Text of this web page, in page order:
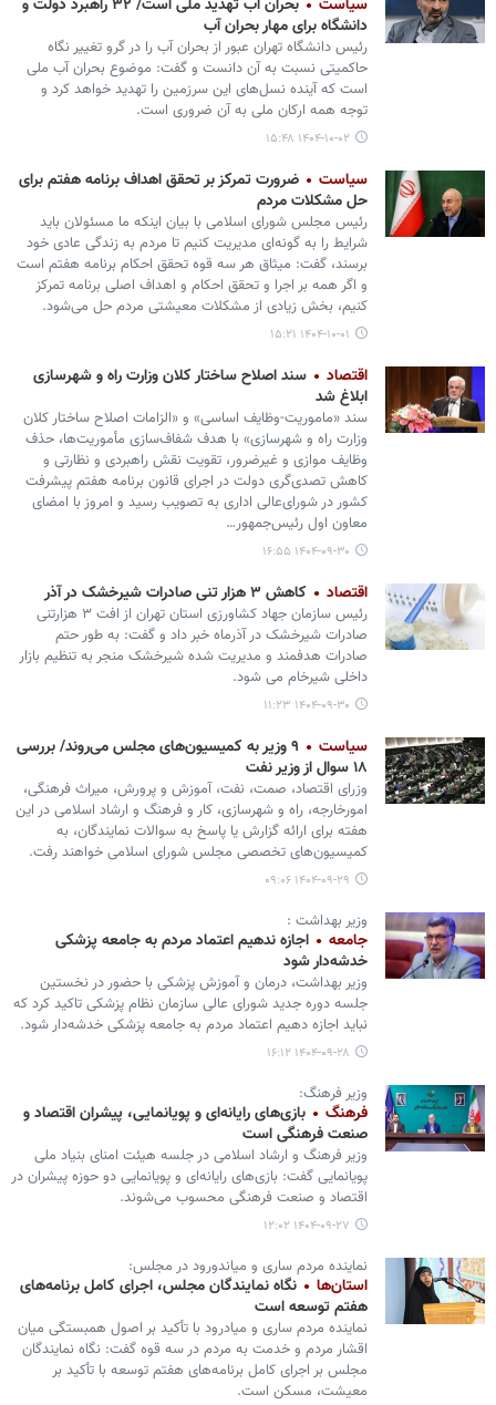
سیاست
بحران آب تهدید ملی است/ ۳۲ راهبرد دولت و
دانشگاه برای مهار بحران آب
رئیس دانشگاه تهران عبور از بحران آب را در گرو تغییر نگاه
حاکمیتی نسبت به آن دانست و گفت: موضوع بحران آب ملی
است که آینده نسل‌های این سرزمین را تهدید خواهد کرد و
توجه همه ارکان ملی به آن ضروری است.
۱۴۰۴-۱۰-۰۲ ۱۵:۴۸
سیاست
ضرورت تمرکز بر تحقق اهداف برنامه هفتم برای
حل مشکلات مردم
رئیس مجلس شورای اسلامی با بیان اینکه ما مسئولان باید
شرایط را به گونه‌ای مدیریت کنیم تا مردم به زندگی عادی خود
برسند، گفت: میثاق هر سه قوه تحقق احکام برنامه هفتم است
و اگر همه بر اجرا و تحقق احکام و اهداف اصلی برنامه تمرکز
کنیم، بخش زیادی از مشکلات معیشتی مردم حل می‌شود.
۱۴۰۴-۱۰-۰۱ ۱۵:۲۱
اقتصاد
سند اصلاح ساختار کلان وزارت راه و شهرسازی
ابلاغ شد
سند «ماموریت-وظایف اساسی» و «الزامات اصلاح ساختار کلان
وزارت راه و شهرسازی» با هدف شفاف‌سازی مأموریت‌ها، حذف
وظایف موازی و غیرضرور، تقویت نقش راهبردی و نظارتی و
کاهش تصدی‌گری دولت در اجرای قانون برنامه هفتم پیشرفت
کشور در شورای‌عالی اداری به تصویب رسید و امروز با امضای
معاون اول رئیس‌جمهور…
۱۴۰۴-۰۹-۳۰ ۱۶:۵۵
اقتصاد کاهش ۳ هزار تنی صادرات شیرخشک در آذر
رئیس سازمان جهاد کشاورزی استان تهران از افت ۳ هزارتنی
صادرات شیرخشک در آذرماه خبر داد و گفت: به طور حتم
صادرات هدفمند و مدیریت شده شیرخشک منجر به تنظیم بازار
داخلی شیرخام می شود.
۱۴۰۴-۰۹-۳۰ ۱۱:۲۳
سیاست
۹ وزیر به کمیسیون‌های مجلس می‌روند/ بررسی
۱۸ سوال از وزیر نفت
وزرای اقتصاد، صمت، نفت، آموزش و پرورش، میراث فرهنگی،
امورخارجه، راه و شهرسازی، کار و فرهنگ و ارشاد اسلامی در این
هفته برای ارائه گزارش یا پاسخ به سوالات نمایندگان، به
کمیسیون‌های تخصصی مجلس شورای اسلامی خواهند رفت.
۱۴۰۴-۰۹-۲۹ ۰۹:۰۶
وزیر بهداشت :
جامعه
اجازه ندهیم اعتماد مردم به جامعه پزشکی
خدشه‌دار شود
وزیر بهداشت، درمان و آموزش پزشکی با حضور در نخستین
جلسه دوره جدید شورای عالی سازمان نظام پزشکی تاکید کرد که
نباید اجازه دهیم اعتماد مردم به جامعه پزشکی خدشه‌دار شود.
۱۴۰۴-۰۹-۲۸ ۱۶:۱۲
وزیر فرهنگ:
فرهنگ
بازی‌های رایانه‌ای و پویانمایی، پیشران اقتصاد و
صنعت فرهنگی است
وزیر فرهنگ و ارشاد اسلامی در جلسه هیئت امنای بنیاد ملی
پویانمایی گفت: بازی‌های رایانه‌ای و پویانمایی دو حوزه پیشران در
اقتصاد و صنعت فرهنگی محسوب می‌شوند.
۱۴۰۴-۰۹-۲۷ ۱۲:۰۲
نماینده مردم ساری و میاندورود در مجلس:
استان‌ها
نگاه نمایندگان مجلس، اجرای کامل برنامه‌های
هفتم توسعه است
نماینده مردم ساری و میادرود با تأکید بر اصول همبستگی میان
اقشار مردم و خدمت به مردم در سه قوه گفت: نگاه نمایندگان
مجلس بر اجرای کامل برنامه‌های هفتم توسعه با تأکید بر
معیشت، مسکن است.